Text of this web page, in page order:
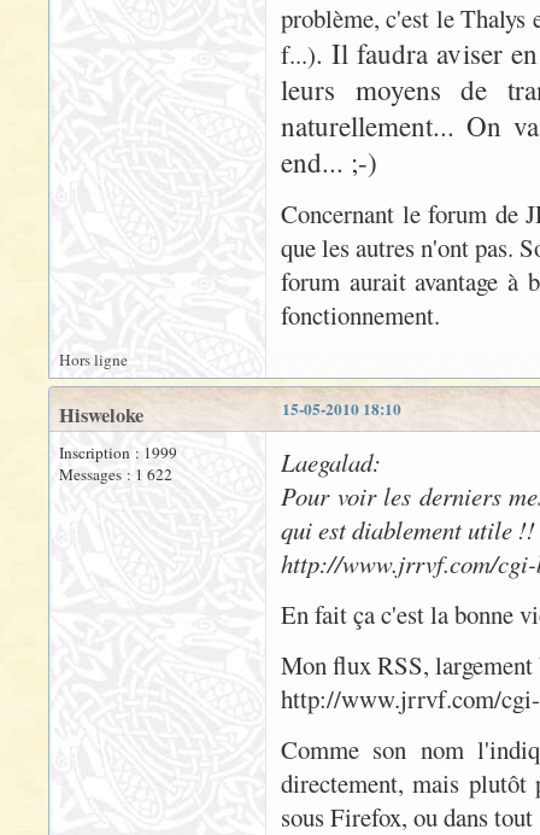
problème, c'est le Thalys
f...). Il faudra aviser
leurs moyens de
naturellement... On
end... ;-)
Concernant le forum de
que les autres n'ont pas.
forum aurait avantage à
fonctionnement.
Hors ligne
15-05-2010 18:10
Hisweloke
Inscription : 1999
Messages : 1 622
Laegalad:
Pour voir les derniers
qui est diablement utile !!
http://www.jrrvf.com/cgi-
En fait ça c'est la bonne
Mon flux RSS, largement
http://www.jrrvf.com/cgi-
Comme son nom
directement, mais plutôt
sous Firefox, ou dans